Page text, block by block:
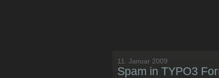
11. Januar 2009
Spam in TYPO3